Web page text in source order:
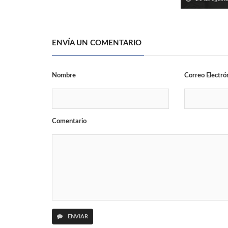
ENVÍA UN COMENTARIO
Nombre Correo
Comentario
ENVIAR